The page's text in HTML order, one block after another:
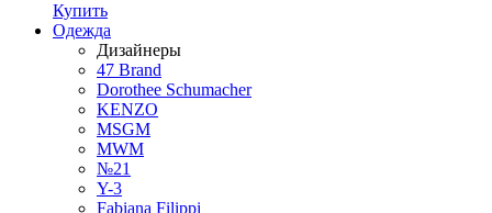
Купить
Одежда
Дизайнеры
47 Brand
Dorothee Schumacher
KENZO
MSGM
MWM
№21
Y-3
Fabiana Filippi